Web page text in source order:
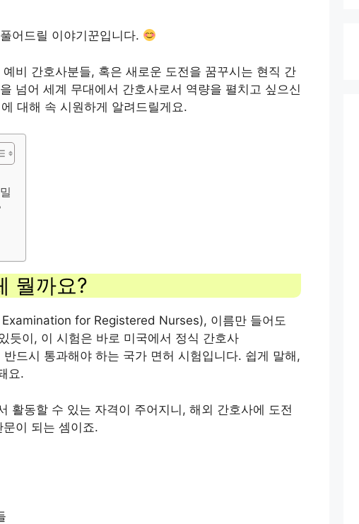
어드릴 이야기꾼입니다.
비 간호사분들, 혹은 새로운 도전을 꿈꾸시는 현직 간
넘어 세계 무대에서 간호사로서 역량을 펼치고 싶으신
대해 속 시원하게 알려드릴게요.
뭘까요?
for Registered Nurses), 이름만 들어도
듯이, 이 시험은 바로 미국에서 정식 간호사
드시 통과해야 하는 국가 면허 시험입니다. 쉽게 말해,
요.
활동할 수 있는 자격이 주어지니, 해외 간호사에 도전
이 되는 셈이죠.